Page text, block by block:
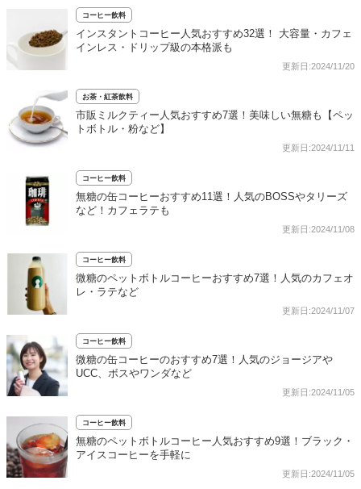
コーヒー飲料
インスタントコーヒー人気おすすめ32選！ 大容量・カフェ
インレス・ドリップ級の本格派も
更新日:2024/11/20
お茶・紅茶飲料
市販ミルクティー人気おすすめ7選！美味しい無糖も【ペッ
トボトル・粉など】
更新日:2024/11/11
コーヒー飲料
無糖の缶コーヒーおすすめ11選！人気のBOSSやタリーズ
など！カフェラテも
更新日:2024/11/08
コーヒー飲料
微糖のペットボトルコーヒーおすすめ7選！人気のカフェオ
レ・ラテなど
更新日:2024/11/07
コーヒー飲料
微糖の缶コーヒーのおすすめ7選！人気のジョージアや
UCC、ボスやワンダなど
更新日:2024/11/05
コーヒー飲料
無糖のペットボトルコーヒー人気おすすめ9選！ブラック・
アイスコーヒーを手軽に
更新日:2024/11/05